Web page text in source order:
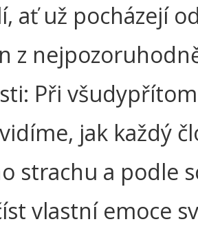
ať už pocházejí
z
Při
jak každý
strachu a podle
vlastní emoce